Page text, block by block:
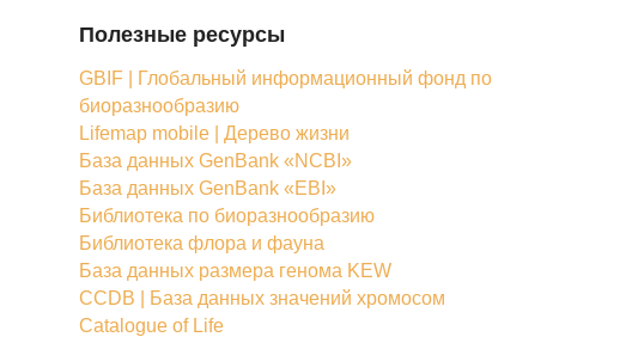
Полезные ресурсы
GBIF | Глобальный информационный фонд по
биоразнообразию
Lifemap mobile | Дерево жизни
База данных GenBank «NCBI»
База данных GenBank «EBI»
Библиотека по биоразнообразию
Библиотека флора и фауна
База данных размера генома KEW
CCDB | База данных значений хромосом
Catalogue of Life